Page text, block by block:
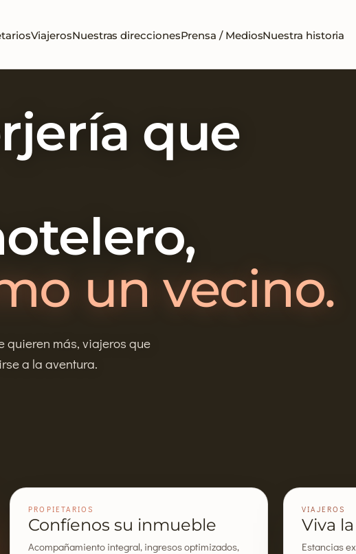
ViajerosNuestras direccionesPrensa / MediosNuestra historia
que
un vecino.
quieren más, viajeros que
a la aventura.
PROPIETARIOS
Confíenos su inmueble
Acompañamiento integral, ingresos optimizados,
VIAJEROS
Viva
Estancias